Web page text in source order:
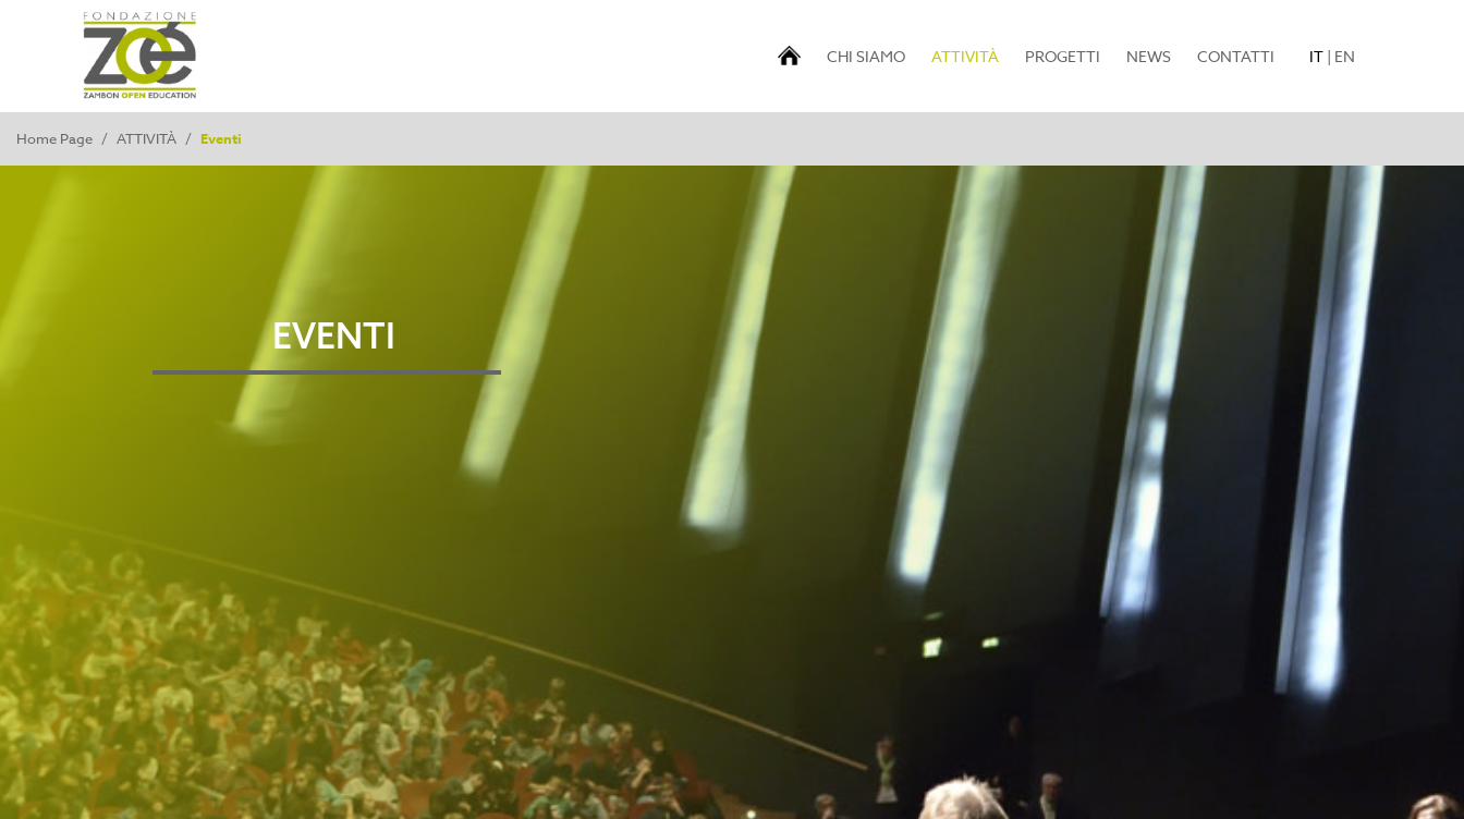
CHI SIAMO ATTIVITÀ(current)PROGETTI NEWS CONTATTI IT | EN
Home Page / ATTIVITÀ / Eventi
EVENTI